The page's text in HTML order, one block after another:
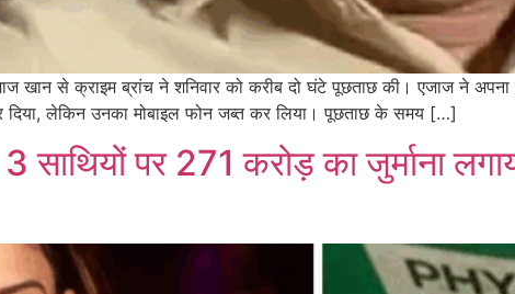
खान से क्राइम ब्रांच ने शनिवार को करीब दो घंटे पूछताछ की। एजाज ने अपना
दिया, लेकिन उनका मोबाइल फोन जब्त कर लिया। पूछताछ के समय […]
साथियों पर 271 करोड़ का जुर्माना